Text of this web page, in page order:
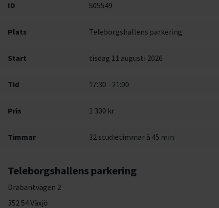
ID 505549
Plats Teleborgshallens parkering
Start tisdag 11 augusti 2026
Tid 17:30 - 21:00
Pris 1 300 kr
Timmar 32 studietimmar à 45 min
Teleborgshallens parkering
Drabantvägen 2
352 54 Växjö